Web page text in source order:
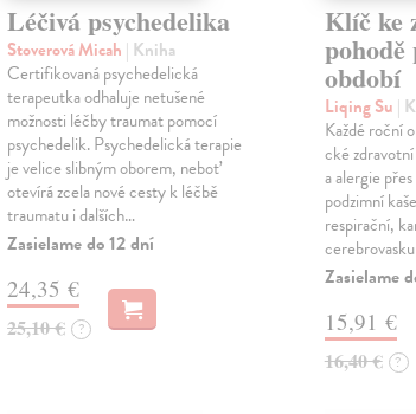
Léčivá psychedelika
Stoverová Micah | Kniha
Certifikovaná psychedelická
terapeutka odhaluje netušené
možnosti léčby traumat pomocí
psychedelik. Psychedelická terapie
je velice slibným oborem, neboť
otevírá zcela nové cesty k léčbě
traumatu i dalších…
Zasielame do 12 dní
24,35 €
25,10 € ?
Klíč ke
období
Liqing Su |
Každé roční
cké
a alergie
podzimní
respirační,
Zasielame
15,91 €
16,40 € ?